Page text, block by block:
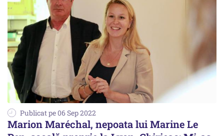
Publicat pe 06 Sep 2022
Marion Maréchal, nepoata lui Marine Le